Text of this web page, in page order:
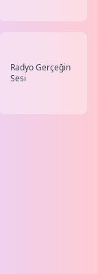
Radyo Gerçeğin
Sesi